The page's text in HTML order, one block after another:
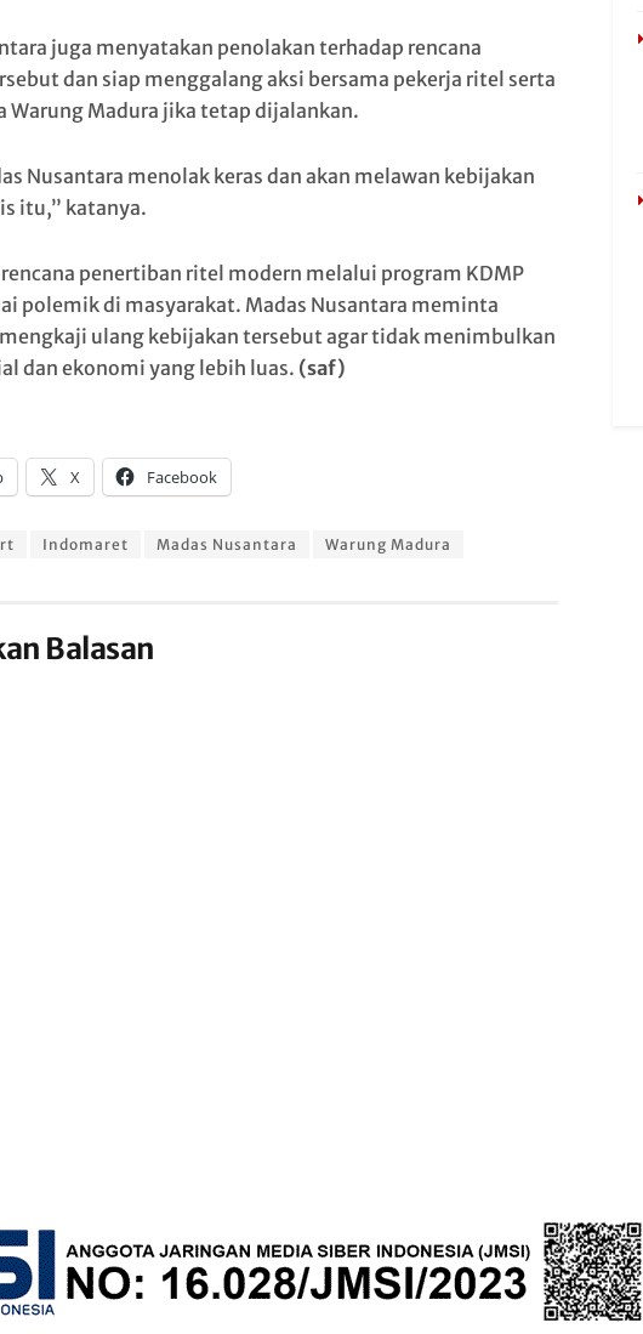
juga menyatakan penolakan terhadap rencana
dan siap menggalang aksi bersama pekerja ritel serta
Warung Madura jika tetap dijalankan.
Nusantara menolak keras dan akan melawan kebijakan
itu,” katanya.
penertiban ritel modern melalui program KDMP
polemik di masyarakat. Madas Nusantara meminta
ulang kebijakan tersebut agar tidak menimbulkan
dan ekonomi yang lebih luas. (saf)
X Facebook
Indomaret Madas Nusantara Warung Madura
Balasan